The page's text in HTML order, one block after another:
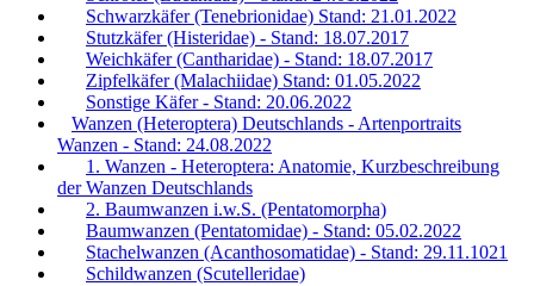
Schwarzkäfer (Tenebrionidae) Stand: 21.01.2022
Stutzkäfer (Histeridae) - Stand: 18.07.2017
Weichkäfer (Cantharidae) - Stand: 18.07.2017
Zipfelkäfer (Malachiidae) Stand: 01.05.2022
Sonstige Käfer - Stand: 20.06.2022
Wanzen (Heteroptera) Deutschlands - Artenportraits
Wanzen - Stand: 24.08.2022
1. Wanzen - Heteroptera: Anatomie, Kurzbeschreibung
der Wanzen Deutschlands
2. Baumwanzen i.w.S. (Pentatomorpha)
Baumwanzen (Pentatomidae) - Stand: 05.02.2022
Stachelwanzen (Acanthosomatidae) - Stand: 29.11.1021
Schildwanzen (Scutelleridae)